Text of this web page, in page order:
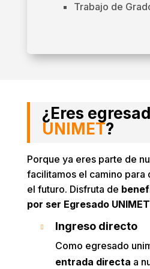
Trabajo de
¿Eres
UNIMET?
Porque ya eres parte de
facilitamos el camino para
el futuro. Disfruta de
por ser Egresado UNIMET
 Ingreso directo
Como egresado
entrada directa a